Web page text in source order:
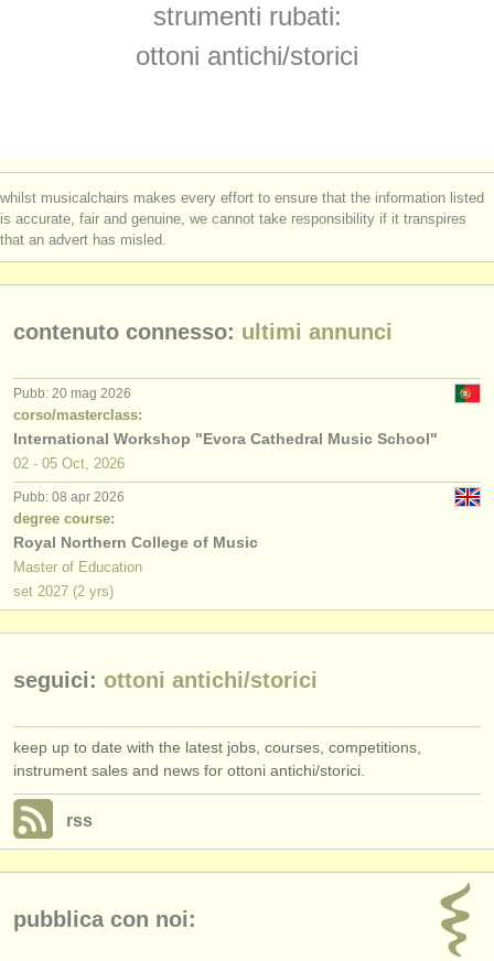
strumenti rubati
conservatori
orchestre giovanili
contattaci
rss feeds
notizie di musica classica
editori:
pubblica con noi
find out about our
ATSfaq
strumenti rubati:
ottoni antichi/storici
whilst musicalchairs makes every effort to ensure that the information listed
is accurate, fair and genuine, we cannot take responsibility if it transpires
that an advert has misled.
contenuto connesso: ultimi annunci
Pubb: 20 mag 2026
corso/masterclass:
International Workshop "Evora Cathedral Music School"
02 - 05 Oct, 2026
Pubb: 08 apr 2026
degree course:
Royal Northern College of Music
Master of Education
set 2027 (2 yrs)
seguici: ottoni antichi/storici
keep up to date with the latest jobs, courses, competitions,
instrument sales and news for ottoni antichi/storici.
rss
pubblica con noi: